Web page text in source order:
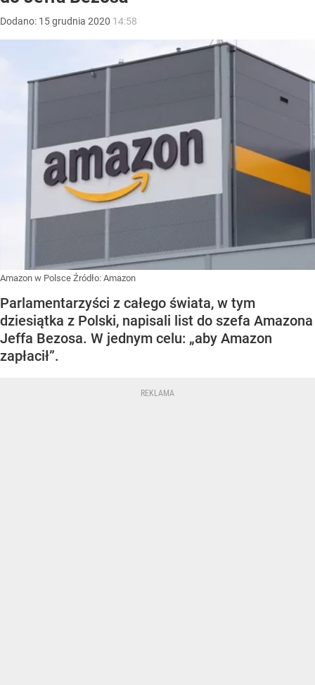
Dodano: 15grudnia 2020 14:58
Amazon w Polsce Źródło: Amazon
Parlamentarzyści z całego świata, w tym
dziesiątka z Polski, napisali list do szefa Amazona
Jeffa Bezosa. W jednym celu: „aby Amazon
zapłacił”.